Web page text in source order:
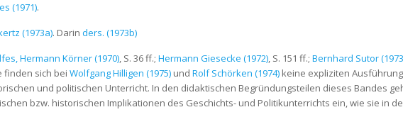
(1971).
(1973a). Darin ders. (1973b)
Hermann Körner (1970), S. 36 ff.; Hermann Giesecke (1972), S. 151 ff.; Bernhard Sutor
finden sich bei Wolfgang Hilligen (1975) und Rolf Schörken (1974) keine expliziten
und politischen Unterricht. In den didaktischen Begründungsteilen dieses Bandes
bzw. historischen Implikationen des Geschichts- und Politikunterrichts ein, wie sie in